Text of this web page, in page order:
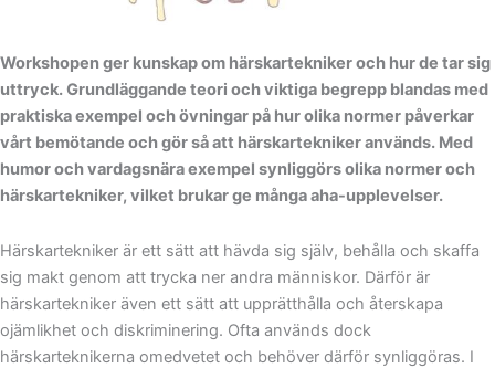
Workshopen ger kunskap om härskartekniker och hur de tar sig
uttryck. Grundläggande teori och viktiga begrepp blandas med
praktiska exempel och övningar på hur olika normer påverkar
vårt bemötande och gör så att härskartekniker används. Med
humor och vardagsnära exempel synliggörs olika normer och
härskartekniker, vilket brukar ge många aha-upplevelser.
Härskartekniker är ett sätt att hävda sig själv, behålla och skaffa
sig makt genom att trycka ner andra människor. Därför är
härskartekniker även ett sätt att upprätthålla och återskapa
ojämlikhet och diskriminering. Ofta används dock
härskarteknikerna omedvetet och behöver därför synliggöras. I